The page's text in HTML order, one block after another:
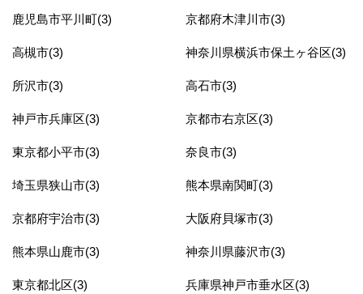
鹿児島市平川町(3) 京都府木津川市(3)
高槻市(3) 神奈川県横浜市保土ヶ谷区(3)
所沢市(3) 高石市(3)
神戸市兵庫区(3) 京都市右京区(3)
東京都小平市(3) 奈良市(3)
埼玉県狭山市(3) 熊本県南関町(3)
京都府宇治市(3) 大阪府貝塚市(3)
熊本県山鹿市(3) 神奈川県藤沢市(3)
東京都北区(3) 兵庫県神戸市垂水区(3)